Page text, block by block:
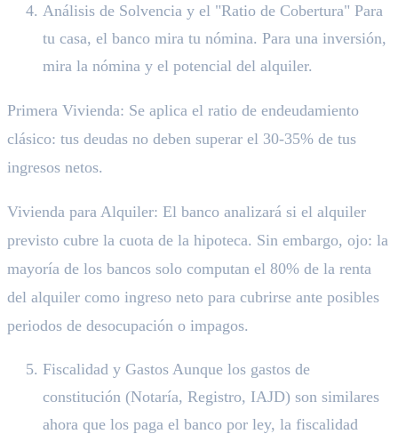
Análisis de Solvencia y el "Ratio de Cobertura" Para
tu casa, el banco mira tu nómina. Para una inversión,
mira la nómina y el potencial del alquiler.
Primera Vivienda: Se aplica el ratio de endeudamiento
clásico: tus deudas no deben superar el 30-35% de tus
ingresos netos.
Vivienda para Alquiler: El banco analizará si el alquiler
previsto cubre la cuota de la hipoteca. Sin embargo, ojo: la
mayoría de los bancos solo computan el 80% de la renta
del alquiler como ingreso neto para cubrirse ante posibles
periodos de desocupación o impagos.
Fiscalidad y Gastos Aunque los gastos de
constitución (Notaría, Registro, IAJD) son similares
ahora que los paga el banco por ley, la fiscalidad